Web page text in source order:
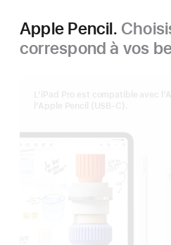
Apple Pencil.
correspond à vos